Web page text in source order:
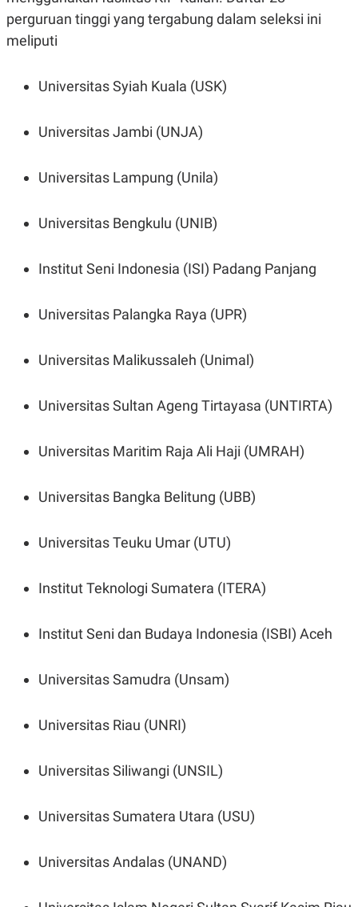
perguruan tinggi yang tergabung dalam seleksi ini
meliputi
Universitas Syiah Kuala (USK)
Universitas Jambi (UNJA)
Universitas Lampung (Unila)
Universitas Bengkulu (UNIB)
Institut Seni Indonesia (ISI) Padang Panjang
Universitas Palangka Raya (UPR)
Universitas Malikussaleh (Unimal)
Universitas Sultan Ageng Tirtayasa (UNTIRTA)
Universitas Maritim Raja Ali Haji (UMRAH)
Universitas Bangka Belitung (UBB)
Universitas Teuku Umar (UTU)
Institut Teknologi Sumatera (ITERA)
Institut Seni dan Budaya Indonesia (ISBI) Aceh
Universitas Samudra (Unsam)
Universitas Riau (UNRI)
Universitas Siliwangi (UNSIL)
Universitas Sumatera Utara (USU)
Universitas Andalas (UNAND)